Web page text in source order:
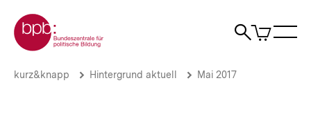
zum
Seiteninhalt
springen
Zur Startseite der bpb
Suche
Artikel
im
Präsidentschaftswahl
Brotkrümelnavigation
Pfadnavigation
kurz&knapp Hintergrund aktuell Mai 2017